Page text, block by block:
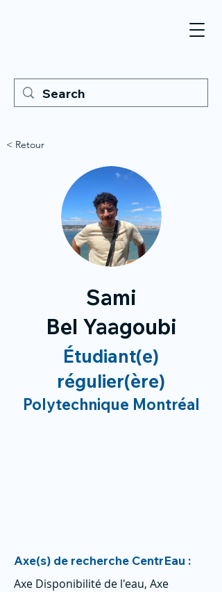
< Retour
Sami
Bel Yaagoubi
Étudiant(e)
régulier(ère)
Polytechnique Montréal
Axe(s) de recherche CentrEau :
Axe Disponibilité de l'eau, Axe